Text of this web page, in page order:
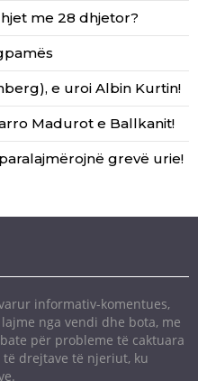
me 28 dhjetor?
e uroi Albin Kurtin!
Madurot e Ballkanit!
grevë urie!
informativ-komentues,
nga vendi dhe bota, me
për probleme të caktuara
drejtave të njeriut, ku